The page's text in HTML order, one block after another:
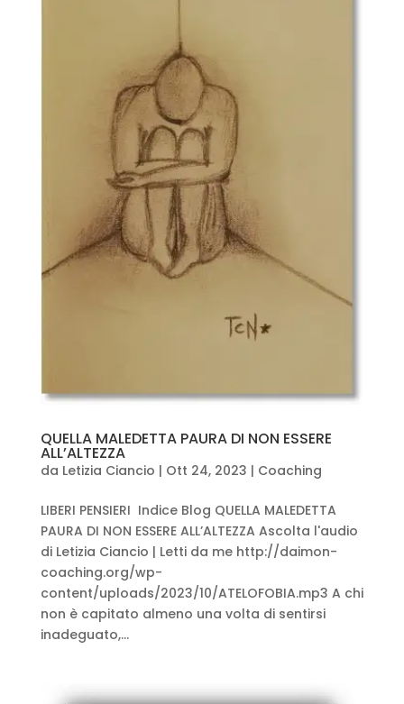
QUELLA MALEDETTA PAURA DI NON ESSERE
ALL’ALTEZZA
da Letizia Ciancio | Ott 24, 2023 | Coaching
LIBERI PENSIERI Indice Blog QUELLA MALEDETTA
PAURA DI NON ESSERE ALL’ALTEZZA Ascolta l'audio
di Letizia Ciancio | Letti da me http://daimon-
coaching.org/wp-
content/uploads/2023/10/ATELOFOBIA.mp3 A chi
non è capitato almeno una volta di sentirsi
inadeguato,...